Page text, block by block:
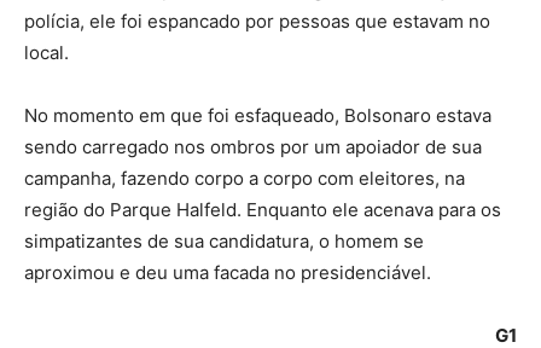
polícia, ele foi espancado por pessoas que estavam no
local.
No momento em que foi esfaqueado, Bolsonaro estava
sendo carregado nos ombros por um apoiador de sua
campanha, fazendo corpo a corpo com eleitores, na
região do Parque Halfeld. Enquanto ele acenava para os
simpatizantes de sua candidatura, o homem se
aproximou e deu uma facada no presidenciável.
G1